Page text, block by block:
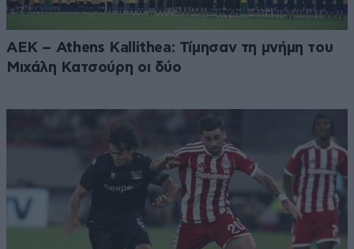
ΑΕΚ – Athens Kallithea: Τίμησαν τη μνήμη του
Μιχάλη Κατσούρη οι δύο